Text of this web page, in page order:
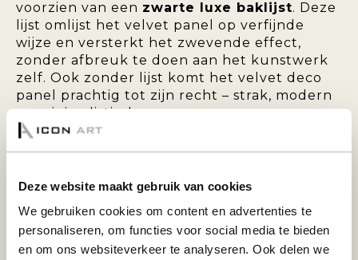
Deze website maakt gebruik van cookies
We gebruiken cookies om content en advertenties te
personaliseren, om functies voor social media te bieden
en om ons websiteverkeer te analyseren. Ook delen we
voorzien van een zwarte luxe baklijst. Deze
lijst omlijst het velvet panel op verfijnde
wijze en versterkt het zwevende effect,
zonder afbreuk te doen aan het kunstwerk
zelf. Ook zonder lijst komt het velvet deco
panel prachtig tot zijn recht – strak, modern
en minimalistisch.
een ophangsysteem aan de achterzijde.
VELVET DECO PANEL MET BAKLIJST: